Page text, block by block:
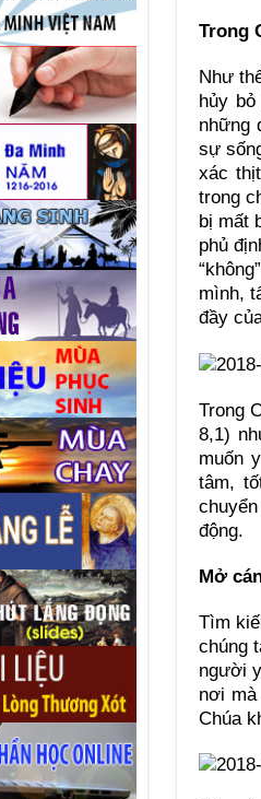
Trong
Như
hủy
những
sự
xác
trong
bị mất
phủ
mình,
đầy
Trong
8,1)
muốn
tâm,
động.
Mở
Tìm
chúng
người
nơi
Chúa